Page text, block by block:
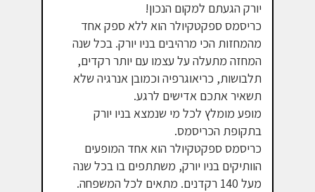
יורק הגעתם למקום הנכון!
כריסמס ספקטקיולר הוא ללא ספק אחד
מהמחזות הכי מרהיבים בניו יורק. בכל שנה
המחזה מתעלה על עצמו עם יותר רקדים,
תלבושות, כריאוגרפיה וכמובן אנרגיה שלא
תשאיר אתכם אדישים לרגע.
מופע מומלץ לכל מי שנמצא בניו יורק
בתקופת הכריסמס.
כריסמס ספקטקיולר הוא אחד המופעים
הוותיקים בניו יורק, משתתפים בו בכל שנה
מעל 140 רקדנים. מתאים לכל המשפחה.